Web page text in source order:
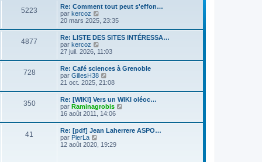
i
e
r
m
e
s
s
a
d
e
r
i
e
r
m
e
s
s
a
e
e
e
d
i
e
e
s
s
5223
Re: Comment tout peut s'effon…
par kercoz
o
s
u
l
t
e
r
e
d
e
r
n
i
e
r
e
20 mars 2025, 23:35
4877
Re: LISTE DES SITES INTÉRESSA…
par kercoz
o
u
l
t
e
r
l
e
d
e
r
n
27 juil. 2026, 11:03
728
Re: Café sciences à Grenoble
par GillesH38
o
u
l
t
e
r
e
21 oct. 2025, 21:08
350
Re: [WIKI] Vers un WIKI oléoc…
par Raminagrobis
u
16 août 2011, 14:06
41
Re: [pdf] Jean Laherrere ASPO…
par PierLa
o
12 août 2020, 19:29